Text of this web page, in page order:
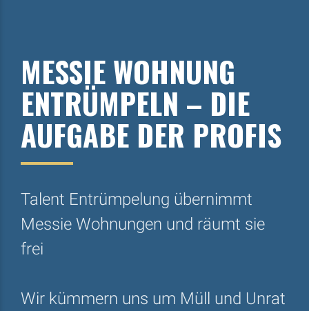
MESSIE WOHNUNG
ENTRÜMPELN – DIE
AUFGABE DER PROFIS
Talent Entrümpelung übernimmt
Messie Wohnungen und räumt sie
frei
Wir kümmern uns um Müll und Unrat